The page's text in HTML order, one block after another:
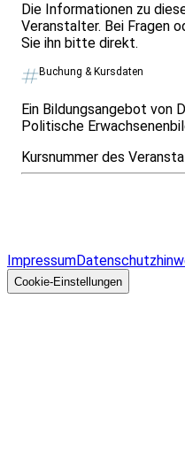
Die Informationen zu
Veranstalter. Bei Fragen
Sie ihn bitte direkt.
Buchung & Kursdaten
Ein Bildungsangebot von
Politische
Kursnummer des
Impressum
Cookie-Einstellungen